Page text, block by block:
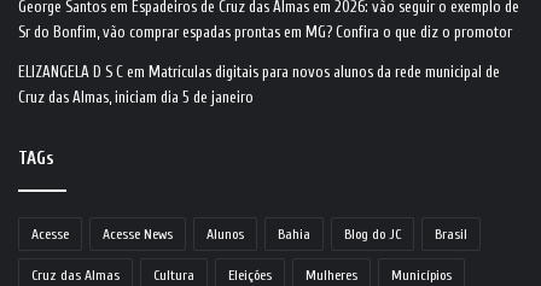
George Santos em Espadeiros de Cruz das Almas em 2026: vão seguir o exemplo de
Sr do Bonfim, vão comprar espadas prontas em MG? Confira o que diz o promotor
ELIZANGELA D S C em Matrículas digitais para novos alunos da rede municipal de
Cruz das Almas, iniciam dia 5 de janeiro
TAGs
Acesse Acesse News Alunos Bahia Blog do JC Brasil
Cruz das Almas Cultura Eleições Mulheres Municípios